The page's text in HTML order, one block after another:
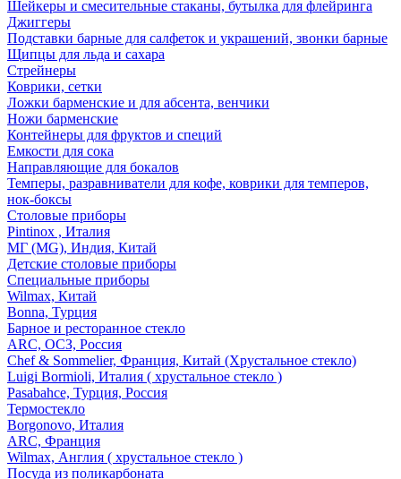
Шейкеры и смесительные стаканы, бутылка для флейринга
Джиггеры
Подставки барные для салфеток и украшений, звонки барные
Щипцы для льда и сахара
Стрейнеры
Коврики, сетки
Ложки барменские и для абсента, венчики
Ножи барменские
Контейнеры для фруктов и специй
Емкости для сока
Направляющие для бокалов
Темперы, разравниватели для кофе, коврики для темперов,
нок-боксы
Столовые приборы
Pintinox , Италия
МГ (MG), Индия, Китай
Детские столовые приборы
Специальные приборы
Wilmax, Китай
Bonna, Турция
Барное и ресторанное стекло
ARC, ОСЗ, Россия
Chef & Sommelier, Франция, Китай (Хрустальное стекло)
Luigi Bormioli, Италия ( хрустальное стекло )
Pasabahce, Турция, Россия
Термостекло
Borgonovo, Италия
ARC, Франция
Wilmax, Англия ( хрустальное стекло )
Посуда из поликарбоната